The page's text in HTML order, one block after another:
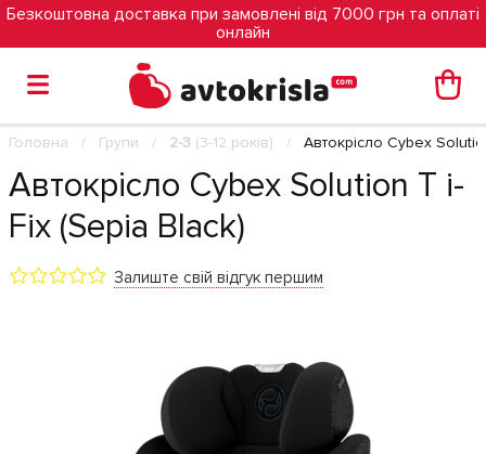
Безкоштовна доставка при замовлені від 7000 грн та оплаті
онлайн
Головна Групи 2-3 (3-12 років) Автокрісло Cybex
Автокрісло Cybex Solution T i-
Fix (Sepia Black)
Залиште свій відгук першим